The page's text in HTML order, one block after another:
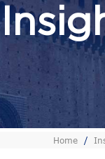
Home /